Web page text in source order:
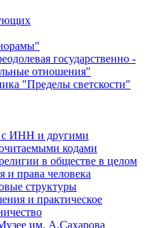
государственно -
отношения"
"Пределы светскости"
с ИНН и другими
кодами
в обществе в целом
и права человека
структуры
и практическое
им. А.Сахарова